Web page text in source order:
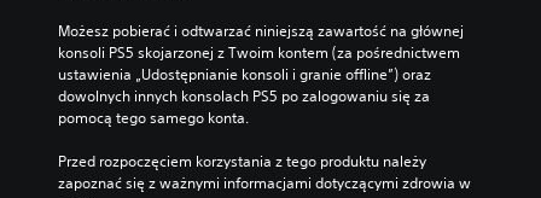
Możesz pobierać i odtwarzać niniejszą zawartość na głównej
konsoli PS5 skojarzonej z Twoim kontem (za pośrednictwem
ustawienia „Udostępnianie konsoli i granie offline”) oraz
dowolnych innych konsolach PS5 po zalogowaniu się za
pomocą tego samego konta.
Przed rozpoczęciem korzystania z tego produktu należy
zapoznać się z ważnymi informacjami dotyczącymi zdrowia w